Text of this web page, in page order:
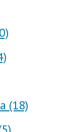
(18)